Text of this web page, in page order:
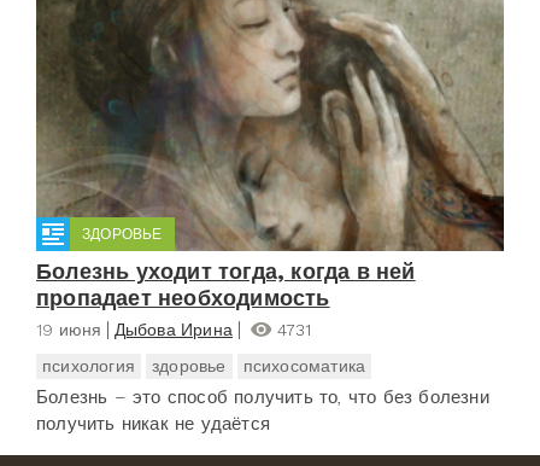
ЗДОРОВЬЕ
Болезнь уходит тогда, когда в ней
пропадает необходимость
19 июня Дыбова Ирина
4731
психология
здоровье психосоматика
Болезнь – это способ получить то, что без болезни
получить никак не удаётся